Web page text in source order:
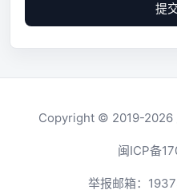
提
Copyright © 2019-2026
闽ICP备
举报邮箱：